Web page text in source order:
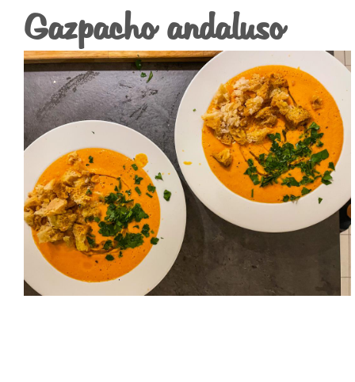
Gazpacho andaluso